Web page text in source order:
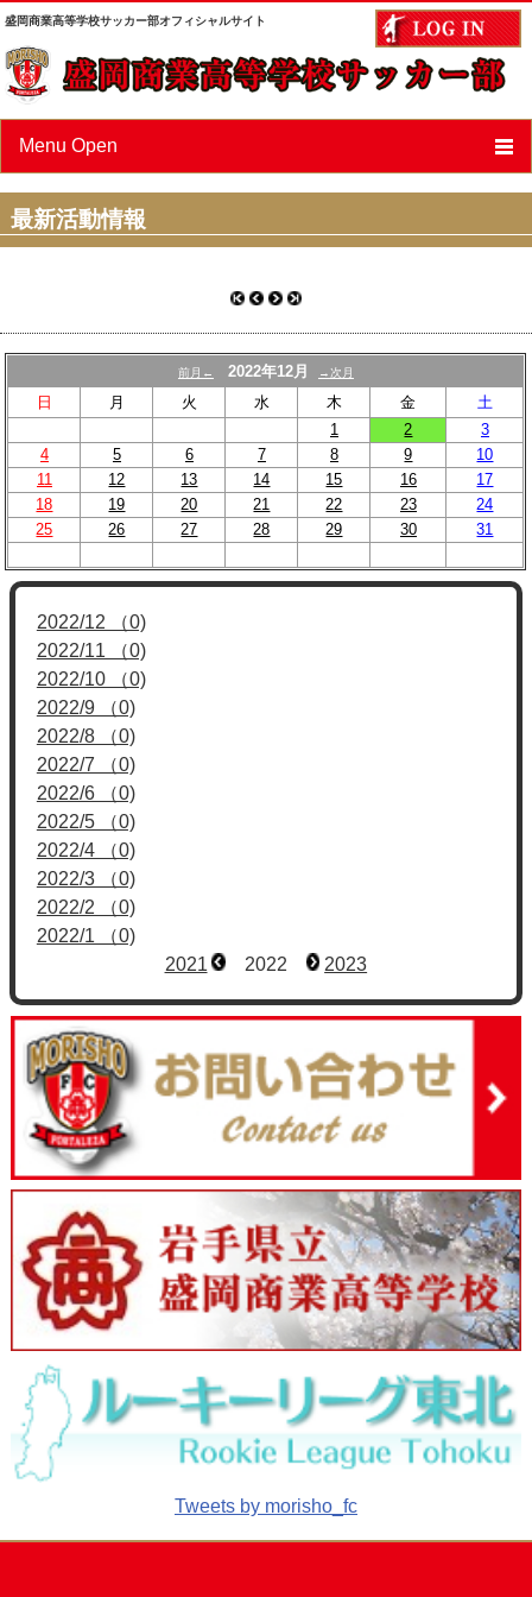
盛岡商業高等学校サッカー部オフィシャルサイト
Menu Open
ニュース
スケジュール
OBページ
あすなろ会（父母会）
リンク
最新活動情報
前月← 2022年12月 →次月
日 月 火 水 木 金
土
1
2
3
4
5 6 7 8 9
10
11
12 13 14 15 16
17
18
19 20 21 22 23
24
25
26 27 28 29 30 31
2022/12 （0)
2022/11 （0)
2022/10 （0)
2022/9 （0)
2022/8 （0)
2022/7 （0)
2022/6 （0)
2022/5 （0)
2022/4 （0)
2022/3 （0)
2022/2 （0)
2022/1 （0)
2021
2022 2023
Tweets by morisho_fc